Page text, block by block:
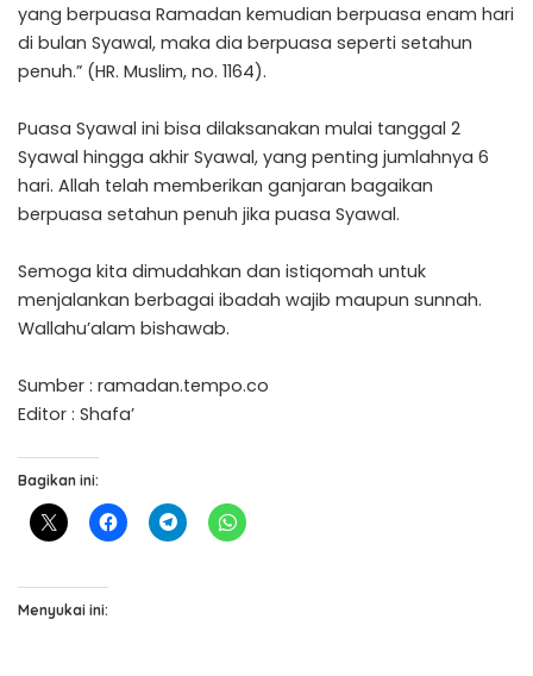
yang berpuasa Ramadan kemudian berpuasa enam hari
di bulan Syawal, maka dia berpuasa seperti setahun
penuh.” (HR. Muslim, no. 1164).
Puasa Syawal ini bisa dilaksanakan mulai tanggal 2
Syawal hingga akhir Syawal, yang penting jumlahnya 6
hari. Allah telah memberikan ganjaran bagaikan
berpuasa setahun penuh jika puasa Syawal.
Semoga kita dimudahkan dan istiqomah untuk
menjalankan berbagai ibadah wajib maupun sunnah.
Wallahu’alam bishawab.
Sumber : ramadan.tempo.co
Editor : Shafa’
Bagikan ini:
Menyukai ini: